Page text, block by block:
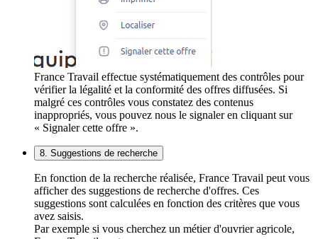
France Travail effectue systématiquement des contrôles pour
vérifier la légalité et la conformité des offres diffusées. Si
malgré ces contrôles vous constatez des contenus
inappropriés, vous pouvez nous le signaler en cliquant sur
« Signaler cette offre ».
8. Suggestions de recherche
En fonction de la recherche réalisée, France Travail peut vous
afficher des suggestions de recherche d'offres. Ces
suggestions sont calculées en fonction des critères que vous
avez saisis.
Par exemple si vous cherchez un métier d'ouvrier agricole,